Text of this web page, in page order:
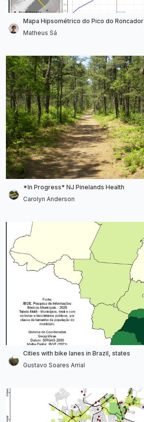
Mapa Hipsométrico do Pico do Roncador
Matheus Sá
*In Progress* NJ Pinelands Health
Carolyn Anderson
Cities with bike lanes in Brazil, states
Gustavo Soares Arrial